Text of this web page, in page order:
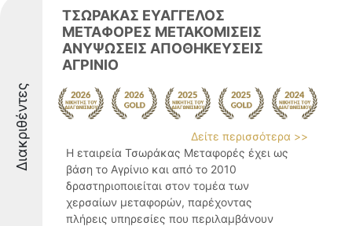
Διακριθέντες
ΤΣΩΡΑΚΑΣ ΕΥΑΓΓΕΛΟΣ
ΜΕΤΑΦΟΡΕΣ ΜΕΤΑΚΟΜΙΣΕΙΣ
ΑΝΥΨΩΣΕΙΣ ΑΠΟΘΗΚΕΥΣΕΙΣ
ΑΓΡΙΝΙΟ
Δείτε περισσότερα >>
Η εταιρεία Τσωράκας Μεταφορές έχει ως
βάση το Αγρίνιο και από το 2010
δραστηριοποιείται στον τομέα των
χερσαίων μεταφορών, παρέχοντας
πλήρεις υπηρεσίες που περιλαμβάνουν